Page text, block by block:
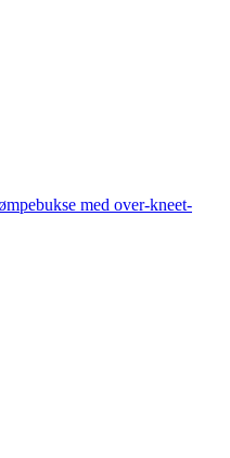
med over-kneet-